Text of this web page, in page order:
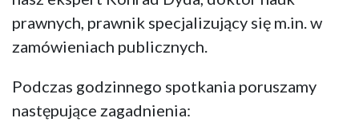
prawnych, prawnik specjalizujący się m.in. w
zamówieniach publicznych.
Podczas godzinnego spotkania poruszamy
następujące zagadnienia: